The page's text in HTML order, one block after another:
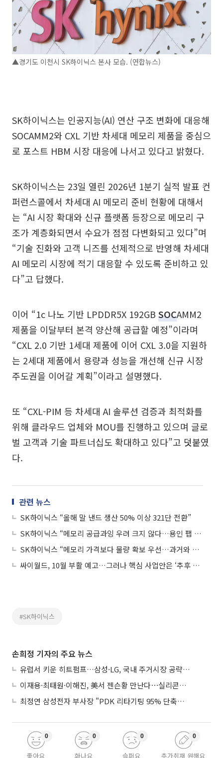
▲경기도 이천시 SK하이닉스 본사 모습. (연합뉴스)
SK하이닉스는 인공지능(AI) 연산 구조 변화에 대응해
SOCAMM2와 CXL 기반 차세대 메모리 제품을 중심으
로 포스트 HBM 시장 대응에 나서고 있다고 밝혔다.
SK하이닉스는 23일 열린 2026년 1분기 실적 발표 컨
퍼런스콜에서 차세대 AI 메모리 준비 현황에 대해서
는 “AI 시장 확대와 신규 플랫폼 등장으로 메모리 구
조가 계층화되면서 수요가 점점 다변화되고 있다”며
“기술 진화와 고객 니즈를 선제적으로 반영해 차세대
AI 메모리 시장에 적기 대응할 수 있도록 준비하고 있
다”고 답했다.
이어 “1c 나노 기반 LPDDR5X 192GB SOCAMM2
제품을 이달부터 본격 양산해 공급할 예정”이라며
“CXL 2.0 기반 1세대 제품에 이어 CXL 3.0을 지원하
는 2세대 제품에서 용량과 성능을 개선해 신규 시장
주도권을 이어갈 계획”이라고 설명했다.
또 “CXL-PIM 등 차세대 AI 솔루션 검증과 최적화를
위해 클라우드 업체와 MOU를 진행하고 있으며 글로
벌 고객과 기술 파트너십도 확대하고 있다”고 덧붙였
다.
관련 뉴스
SK하이닉스 “올해 말 낸드 생산 50% 이상 321단 전환”
SK하이닉스 “메모리 공급과잉 우려 크지 않다…용인 팹 단계적 투자”
SK하이닉스 “메모리 가격보다 물량 확보 우선…과거와 다른 흐름”
싸이월드, 10월 부활 예고…그러나 핵심 사업안은 ‘추후 공개’
#SK하이닉스
손희정 기자의 주요 뉴스
유럽서 키운 히트펌프…삼성·LG, 국내 주거시장 공략 ‘속도’
이재용·최태원·이해진, 美서 젠슨황 만난다⋯실리콘밸리 집결하는 AI리더
최정연 삼성전자 부사장 "PDK 리타기팅 95% 단축…에이전트 AI 시범 활용"
좋아요
0
화나요
0
슬퍼요
0
추가취재 원해요
0